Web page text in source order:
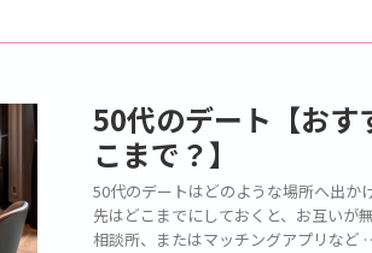
50代のデート【おす
こまで？】
50代のデートはどのような場所へ出か
先はどこまでにしておくと、お互いが
相談所、またはマッチングアプリなど